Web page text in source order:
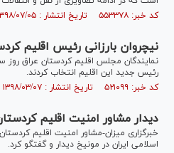
کد خبر: ۵۵۳۳۷۸ تاریخ انتشار : ۱۳۹۸/۰۷/۰۵
نیچروان بارزانی رئیس اقلیم
نمایندگان مجلس اقلیم کردستان عراق روز
رئیس جدید این اقلیم انتخاب کردند.
کد خبر: ۵۲۱۰۹۹ تاریخ انتشار : ۱۳۹۸/۰۳/۰۷
دیدار مشاور امنیت اقلیم
خبرگزاری میزان-مشاور امنیت اقلیم
اسلامی ایران در مونیخ دیدار و گفتگو کرد.